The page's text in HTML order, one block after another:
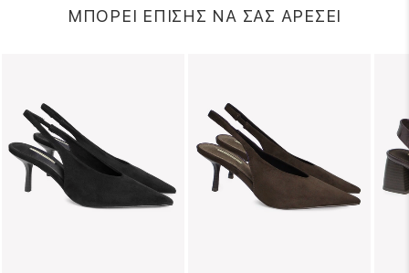
ΜΠΟΡΕΙ ΕΠΙΣΗΣ ΝΑ ΣΑΣ ΑΡΕΣΕΙ